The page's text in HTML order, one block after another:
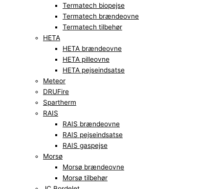
Termatech biopejse
Termatech brændeovne
Termatech tilbehør
HETA
HETA brændeovne
HETA pilleovne
HETA pejseindsatse
Meteor
DRUFire
Spartherm
RAIS
RAIS brændeovne
RAIS pejseindsatse
RAIS gaspejse
Morsø
Morsø brændeovne
Morsø tilbehør